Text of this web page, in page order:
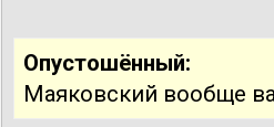
Опустошённый:
Маяковский вообще